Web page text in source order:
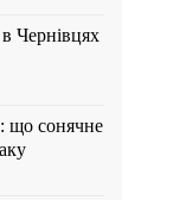
Чернівцях
що сонячне